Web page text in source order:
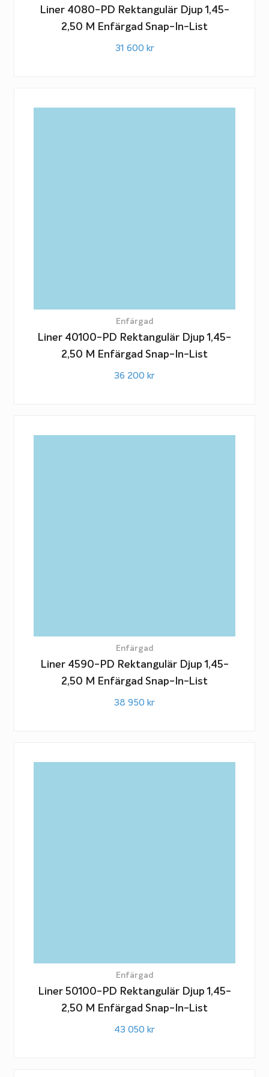
Liner 4080-PD Rektangulär Djup 1,45-
2,50 M Enfärgad Snap-In-List
31 600 kr
Enfärgad
Liner 40100-PD Rektangulär Djup 1,45-
2,50 M Enfärgad Snap-In-List
36 200 kr
Enfärgad
Liner 4590-PD Rektangulär Djup 1,45-
2,50 M Enfärgad Snap-In-List
38 950 kr
Enfärgad
Liner 50100-PD Rektangulär Djup 1,45-
2,50 M Enfärgad Snap-In-List
43 050 kr